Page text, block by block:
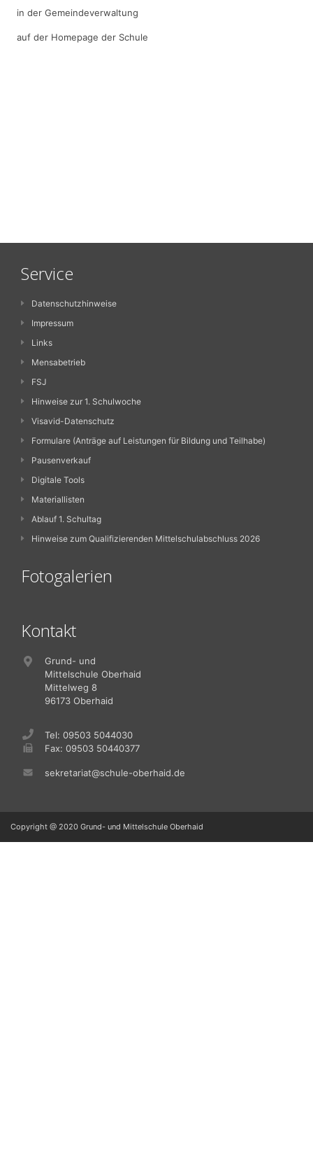
in der Gemeindeverwaltung
auf der Homepage der Schule
Service
Datenschutzhinweise
Impressum
Links
Mensabetrieb
FSJ
Hinweise zur 1. Schulwoche
Visavid-Datenschutz
Formulare (Anträge auf Leistungen für Bildung und Teilhabe)
Pausenverkauf
Digitale Tools
Materiallisten
Ablauf 1. Schultag
Hinweise zum Qualifizierenden Mittelschulabschluss 2026
Fotogalerien
Kontakt
Grund- und
Mittelschule Oberhaid
Mittelweg 8
96173 Oberhaid
Tel: 09503 5044030
Fax: 09503 50440377
sekretariat@schule-oberhaid.de
Copyright @ 2020 Grund- und Mittelschule Oberhaid